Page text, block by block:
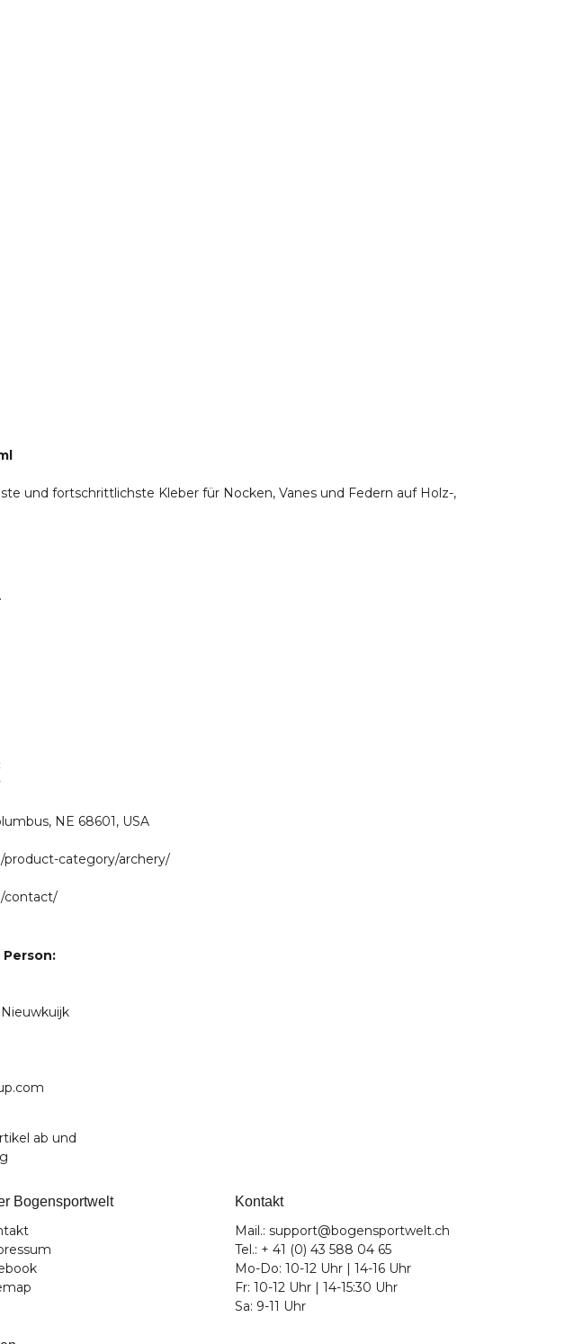
und fortschrittlichste Kleber für Nocken, Vanes und Federn auf Holz-,
NE 68601, USA
product-category/archery/
contact/
Nieuwkuijk
ab und
Bogensportwelt Kontakt
Mail.: support@bogensportwelt.ch
Tel.: + 41 (0) 43 588 04 65
Mo-Do: 10-12 Uhr | 14-16 Uhr
Fr: 10-12 Uhr | 14-15:30 Uhr
Sa: 9-11 Uhr